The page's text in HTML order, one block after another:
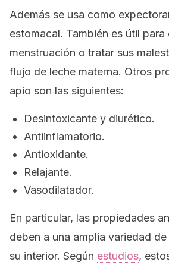
Además se usa como
estomacal. También es útil para
menstruación o tratar sus
flujo de leche materna. Otros
apio son las siguientes:
Desintoxicante y diurético.
Antiinflamatorio.
Antioxidante.
Relajante.
Vasodilatador.
En particular, las propiedades
deben a una amplia variedad
su interior. Según estudios,